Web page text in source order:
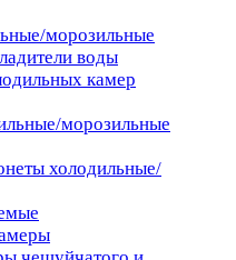
морозильные
воды
камер
морозильные
холодильные/